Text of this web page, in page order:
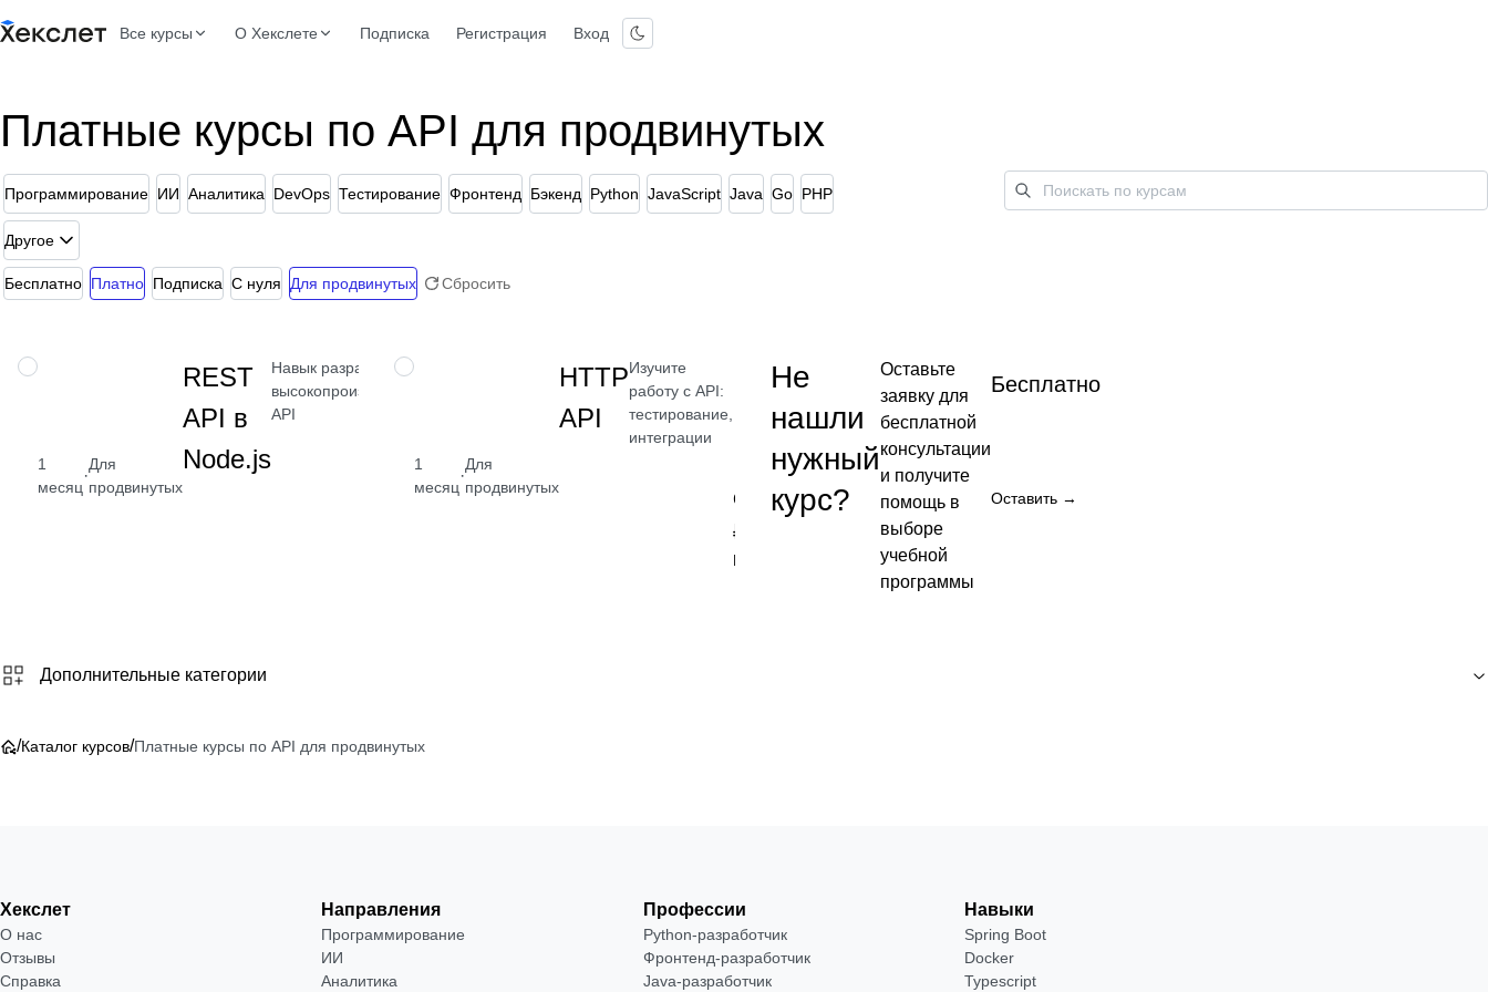
Все курсы О Хекслете Подписка Регистрация Вход
Платные курсы по API для продвинутых
Программирование ИИ Аналитика DevOps Тестирование Фронтенд Бэкенд Python JavaScript Java Go PHP
Другое
Бесплатно Платно Подписка С нуля Для продвинутых Сбросить
НАВЫК
1
месяц
·
Для
продвинутых
REST
API в
Node.js
Навык разработки
высокопроизводительных
API
от 2 400
НАВЫК
1
месяц
·
Для
продвинутых
HTTP
API
Изучите
работу с API:
тестирование,
интеграции
от 2 400
₽
Посмотреть
Не
нашли
нужный
курс?
Оставьте
заявку для
бесплатной
консультации
и получите
помощь в
выборе
учебной
программы
Бесплатно
Оставить →
Дополнительные категории
/Каталог курсов/Платные курсы по API для продвинутых
Хекслет
О нас
Отзывы
Справка
Направления
Программирование
ИИ
Аналитика
Профессии
Python-разработчик
Фронтенд-разработчик
Java-разработчик
Навыки
Spring Boot
Docker
Typescript